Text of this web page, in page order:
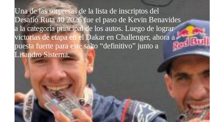
Una de las sorpresas de la lista de inscriptos del
Desafío Ruta 40 2026 fue el paso de Kevin Benavides
a la categoría principal de los autos. Luego de lograr
victorias de etapa en el Dakar en Challenger, ahora a
puesta fuerte para este salto “definitivo” junto a
Lisandro Sisterna.